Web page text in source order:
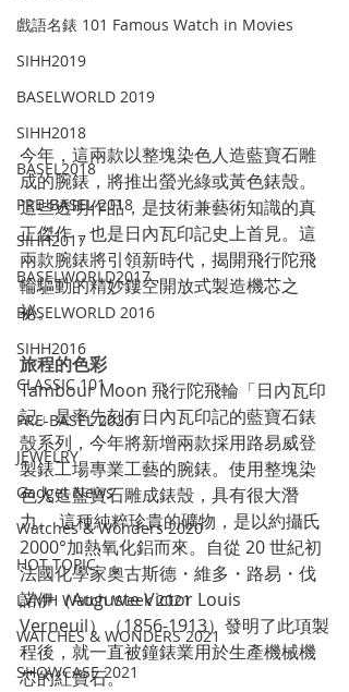
戲語名錶 101 Famous Watch in Movies
SIHH2019
BASELWORLD 2019
SIHH2018
BASEL2018
PRE-BASEL 2018
SIHH2017
BASELWORLD2017
BASELWORLD 2016
SIHH2016
CLASSIC 101
PRE-BASEL 2020
JEWELRY
Gadget News
Watches & Wonders 2020
HOT TOPIC
LVMH Watch Week 2021
WATCHES & WONDERS 2021
SHOWCASE 2021
今年，這兩款以整塊染色人造藍寶石雕
成的腕錶，將推出螢光綠或黃色錶殼。
這些透明作品，是技術兼藝術知識的真
正傑作，也是日內瓦印記史上首見。這
兩款腕錶將引領新時代，揭開飛行陀飛
輪驅動的精妙鏤空開放式製造機芯之
祕。
旅程的色彩
Tambour Moon 飛行陀飛輪「日內瓦印
記」是率先刻有日內瓦印記的藍寶石錶
殼系列，今年將新增兩款採用路易威登
製錶工場專業工藝的腕錶。使用整塊染
色人造藍寶石雕成錶殼，具有很大潛
力。 這種純粹珍貴的礦物，是以約攝氏
2000°加熱氧化鋁而來。自從 20 世紀初
法國化學家奧古斯德・維多・路易・伐
諾伊（Auguste Victor Louis
Verneuil）（1856-1913）發明了此項製
程後，就一直被鐘錶業用於生產機械機
芯的紅寶石。